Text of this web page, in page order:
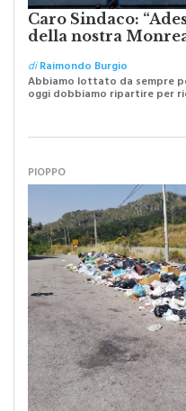
Caro Sindaco:
della nostra
diRaimondo Burgio